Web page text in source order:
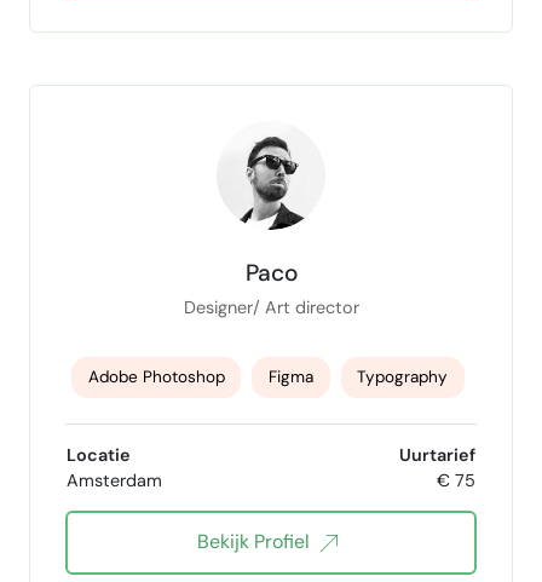
Paco
Designer/ Art director
Adobe Photoshop Figma Typography
grafisch design ai
Locatie
Amsterdam
Uurtarief
€ 75
Bekijk Profiel